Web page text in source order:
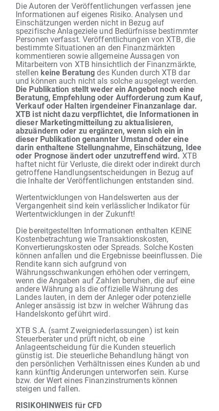
Die Autoren der Veröffentlichungen verfassen jene
Informationen auf eigenes Risiko. Analysen und
Einschätzungen werden nicht in Bezug auf
spezifische Anlageziele und Bedürfnisse bestimmter
Personen verfasst. Veröffentlichungen von XTB, die
bestimmte Situationen an den Finanzmärkten
kommentieren sowie allgemeine Aussagen von
Mitarbeitern von XTB hinsichtlich der Finanzmärkte,
stellen keine Beratungdes Kunden durch XTB dar
und können auch nicht als solche ausgelegt werden.
Die Publikation stellt weder ein Angebot noch eine
Beratung, Empfehlung oder Aufforderung zum Kauf,
Verkauf oder Halten irgendeiner Finanzanlage dar.
XTB ist nicht dazu verpflichtet, die Informationen in
dieser Marketingmitteilung zu aktualisieren,
abzuändern oder zu ergänzen, wenn sich ein in
dieser Publikation genannter Umstand oder eine
darin enthaltene Stellungnahme, Einschätzung, Idee
oder Prognose ändert oder unzutreffend wird. XTB
haftet nicht für Verluste, die direkt oder indirekt durch
getroffene Handlungsentscheidungen in Bezug auf
die Inhalte der Veröffentlichungen entstanden sind.
Wertentwicklungen von Handelswerten aus der
Vergangenheit sind kein verlässlicher Indikator für
Wertentwicklungen in der Zukunft!
Die bereitgestellten Informationen enthalten KEINE
Kostenbetrachtung wie Transaktionskosten,
Konvertierungskosten oder Spreads. Solche Kosten
können anfallen und die Ergebnisse beeinflussen. Die
Rendite kann sich aufgrund von
Währungsschwankungen erhöhen oder verringern,
wenn die Angaben auf Zahlen beruhen, die auf eine
andere Währung als die offizielle Währung des
Landes lauten, in dem der Anleger oder potenzielle
Anleger ansässig ist bzw in welcher Währung das
Handelskonto geführt wird.
XTB S.A. (samt Zweigniederlassungen) ist kein
Steuerberater und prüft nicht, ob eine
Anlageentscheidung für die Kunden steuerlich
günstig ist. Die steuerliche Behandlung hängt von
den persönlichen Verhältnissen eines Kunden ab und
kann künftig Änderungen unterworfen sein. Kurse
bzw. der Wert eines Finanzinstruments können
steigen und fallen.
RISIKOHINWEIS für CFD